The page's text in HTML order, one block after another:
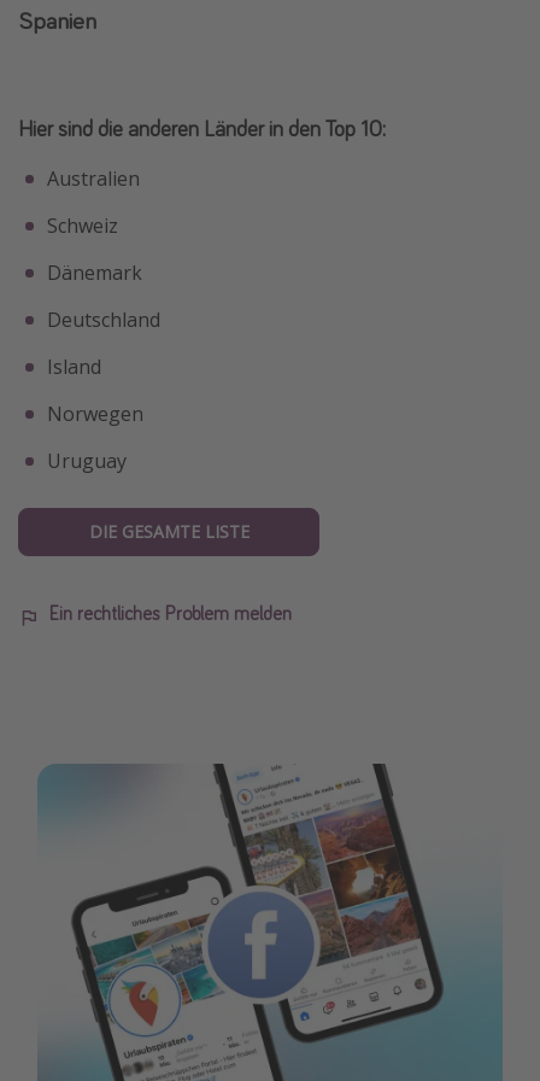
Spanien
Hier sind die anderen Länder in den Top 10:
Australien
Schweiz
Dänemark
Deutschland
Island
Norwegen
Uruguay
DIE GESAMTE LISTE
Ein rechtliches Problem melden